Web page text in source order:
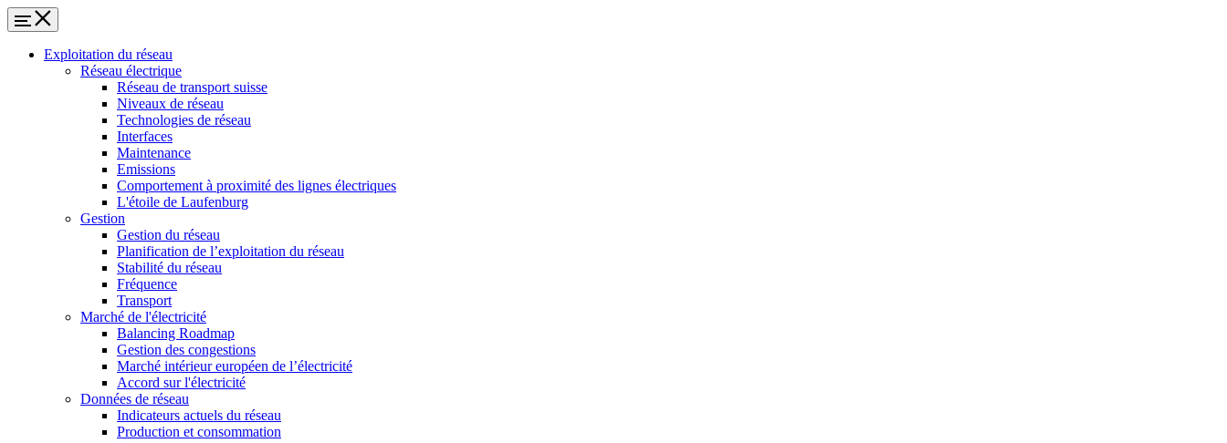
Exploitation du réseau
Réseau électrique
Réseau de transport suisse
Niveaux de réseau
Technologies de réseau
Interfaces
Maintenance
Emissions
Comportement à proximité des lignes électriques
L'étoile de Laufenburg
Gestion
Gestion du réseau
Planification de l’exploitation du réseau
Stabilité du réseau
Fréquence
Transport
Marché de l'électricité
Balancing Roadmap
Gestion des congestions
Marché intérieur européen de l’électricité
Accord sur l'électricité
Données de réseau
Indicateurs actuels du réseau
Production et consommation